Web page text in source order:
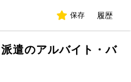
保存 履歴
遣のアルバイト・バ